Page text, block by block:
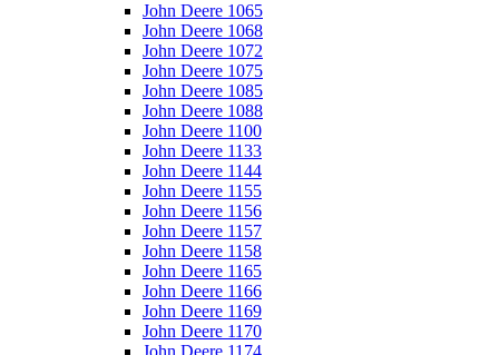
John Deere 1065
John Deere 1068
John Deere 1072
John Deere 1075
John Deere 1085
John Deere 1088
John Deere 1100
John Deere 1133
John Deere 1144
John Deere 1155
John Deere 1156
John Deere 1157
John Deere 1158
John Deere 1165
John Deere 1166
John Deere 1169
John Deere 1170
John Deere 1174